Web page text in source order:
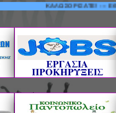
ΚΑΛΩΣΟΡΙΣΑΤΕ! ---
ΕΡΓΑΣΙΑ
ΠΡΟΚΗΡΥΞΕΙΣ